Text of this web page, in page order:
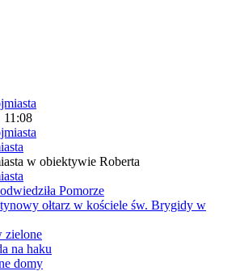
11:08
w obiektywie Roberta
Pomorze
ołtarz w kościele św. Brygidy w
zielone
na haku
domy